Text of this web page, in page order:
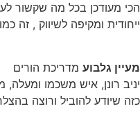
הכי מעודכן בכל מה שקשור
ייחודית ומקיפה לשיווק , זה
מעיין גלבוע מדריכת הורים
יניב רונן, איש משכמו ומעלה,
כזה שיודע להוביל ורוצה